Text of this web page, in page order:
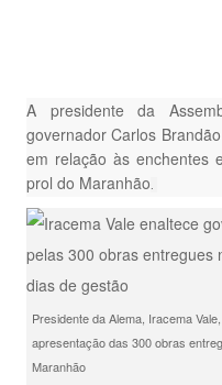
A presidente da
governador Carlos
em relação às enchentes
prol do Maranhão.
Presidente da Alema, Iracema
apresentação das 300 obras
Maranhão